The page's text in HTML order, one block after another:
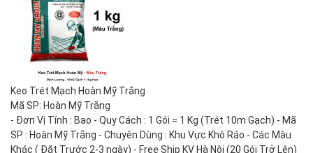
Keo Trét Mạch Hoàn Mỹ Trắng
Mã SP: Hoàn Mỹ Trắng
- Đơn Vị Tính : Bao - Quy Cách : 1 Gói = 1 Kg (Trét 10m Gạch) - Mã
SP : Hoàn Mỹ Trắng - Chuyên Dùng : Khu Vực Khô Ráo - Các Màu
Khác ( Đặt Trước 2-3 ngày) - Free Ship KV Hà Nội (20 Gói Trở Lên)